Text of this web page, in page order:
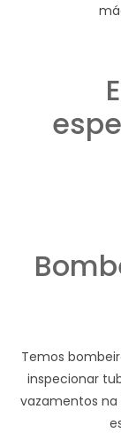
Temos
inspecionar
vazamentos na